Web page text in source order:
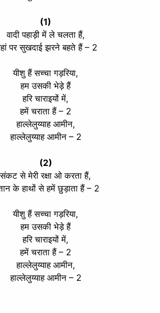
(1)
वादी पहाड़ी में ले चलता हैं,
पर सुखदाई झरने बहते हैं – 2
यीशु हैं सच्चा गड़रिया,
हम उसकी भेड़े हैं
हरि चाराइयों में,
हमें चराता हैं – 2
हाल्लेलुय्याह आमीन,
हाल्लेलुय्याह आमीन – 2
(2)
संकट से मेरी रक्षा ओ करता हैं,
के हाथों से हमें छुड़ाता हैं – 2
यीशु हैं सच्चा गड़रिया,
हम उसकी भेड़े हैं
हरि चाराइयों में,
हमें चराता हैं – 2
हाल्लेलुय्याह आमीन,
हाल्लेलुय्याह आमीन – 2